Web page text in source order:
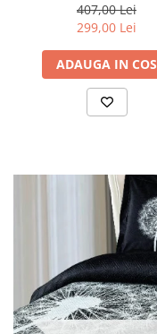
407,00 Lei
299,00 Lei
ADAUGA IN COS